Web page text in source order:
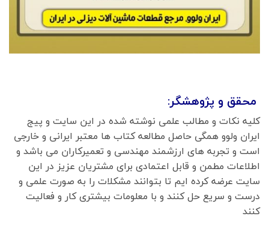
محقق و پژوهشگر:
کلیه نکات و مطالب علمی نوشته شده در این سایت و پیج
ایران ولوو همگی حاصل مطالعه کتاب ها معتبر ایرانی و خارجی
است و تجربه های ارزشمند مهندسی و تعمیرکاران می باشد و
اطلاعات مطمن و قابل اعتمادی برای مشتریان عزیز در این
سایت عرضه کرده ایم تا بتوانند مشکلات را به صورت علمی و
درست و سریع حل کنند و با معلومات بیشتری کار و فعالیت
کنند